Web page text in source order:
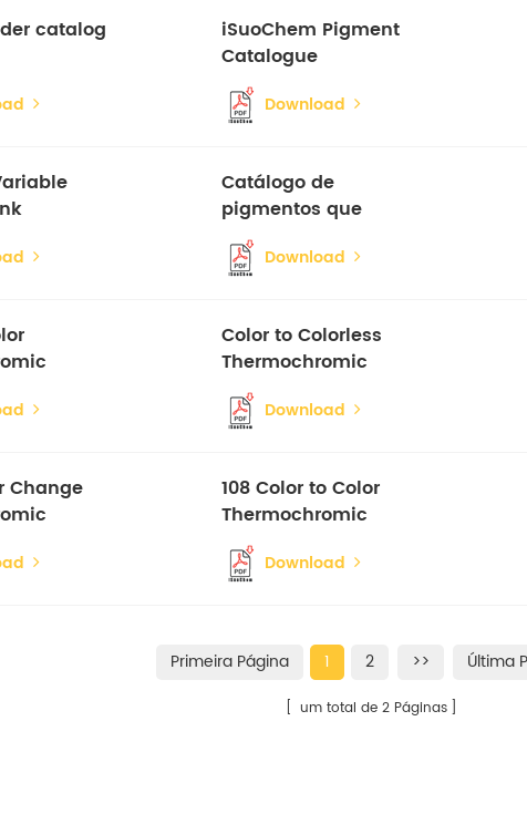
catalog
iSuoChem Pigment
Catalogue
Download
Catálogo de
pigmentos que
brilham no escuro
Download
Color to Colorless
Thermochromic
Pigment
Download
Change
108 Color to Color
Thermochromic
Pigment
Download
Primeira Página 1 2 >> Última
um total de 2 Páginas